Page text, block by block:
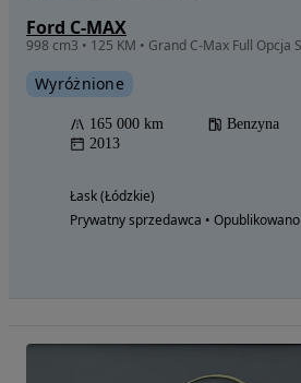
Ford C-MAX
Wyróżnione
165 000 km Benzyna
2013
Łask (Łódzkie)
Prywatny sprzedawca • Opublikowano